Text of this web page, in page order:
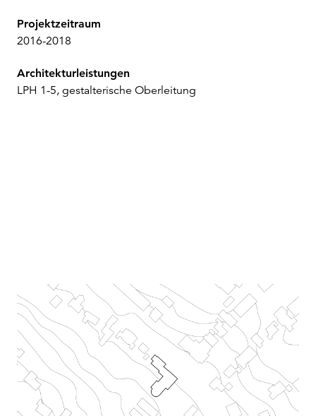
Projektzeitraum
2016-2018
Architekturleistungen
LPH 1-5, gestalterische Oberleitung